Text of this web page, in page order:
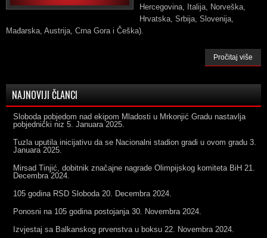
Hercegovina, Italija, Norveška,
Hrvatska, Srbija, Slovenija,
Mađarska, Austrija, Crna Gora i Češka).
Pročitaj više
NAJNOVIJI ČLANCI
Sloboda pobjedom nad ekipom Mladosti u Mrkonjić Gradu nastavlja
pobjednički niz 5. Januara 2025.
Tuzla uputila inicijativu da se Nacionalni stadion gradi u ovom gradu 3.
Januara 2025.
Mirsad Tinjić, dobitnik značajne nagrade Olimpijskog komiteta BiH 21.
Decembra 2024.
105 godina RSD Sloboda 20. Decembra 2024.
Ponosni na 105 godina postojanja 30. Novembra 2024.
Izvjestaj sa Balkanskog prvenstva u boksu 22. Novembra 2024.